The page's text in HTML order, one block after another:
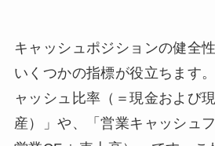
キャッシュポジションの健全
いくつかの指標が役立ちます
ャッシュ比率（＝現金および
産）」や、「営業キャッシュ